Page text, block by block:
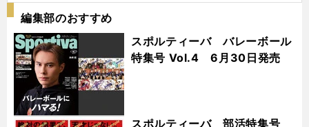
編集部のおすすめ
スポルティーバ バレーボール
特集号 Vol.4 6月30日発売
スポルティーバ 部活特集号